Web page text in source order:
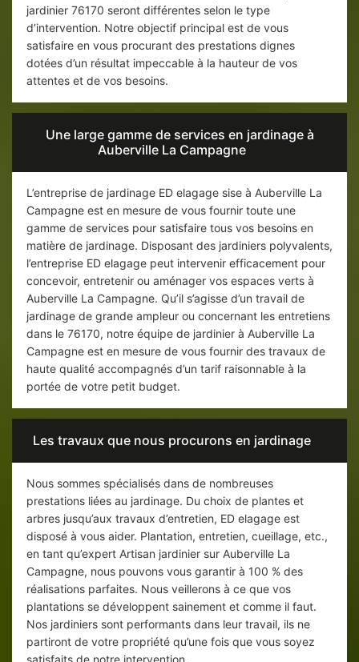
jardinier 76170 seront différentes selon le type
d’intervention. Notre objectif principal est de vous
satisfaire en vous procurant des prestations dignes
dotées d’un résultat impeccable à la hauteur de vos
attentes et de vos besoins.
Une large gamme de services en jardinage à
Auberville La Campagne
L’entreprise de jardinage ED elagage sise à Auberville La
Campagne est en mesure de vous fournir toute une
gamme de services pour satisfaire tous vos besoins en
matière de jardinage. Disposant des jardiniers polyvalents,
l’entreprise ED elagage peut intervenir efficacement pour
concevoir, entretenir ou aménager vos espaces verts à
Auberville La Campagne. Qu’il s’agisse d’un travail de
jardinage de grande ampleur ou concernant les entretiens
dans le 76170, notre équipe de jardinier à Auberville La
Campagne est en mesure de vous fournir des travaux de
haute qualité accompagnés d’un tarif raisonnable à la
portée de votre petit budget.
Les travaux que nous procurons en jardinage
Nous sommes spécialisés dans de nombreuses
prestations liées au jardinage. Du choix de plantes et
arbres jusqu’aux travaux d’entretien, ED elagage est
disposé à vous aider. Plantation, entretien, cueillage, etc.,
en tant qu’expert Artisan jardinier sur Auberville La
Campagne, nous pouvons vous garantir à 100 % des
réalisations parfaites. Nous veillerons à ce que vos
plantations se développent sainement et comme il faut.
Nos jardiniers sont performants dans leur travail, ils ne
partiront de votre propriété qu’une fois que vous soyez